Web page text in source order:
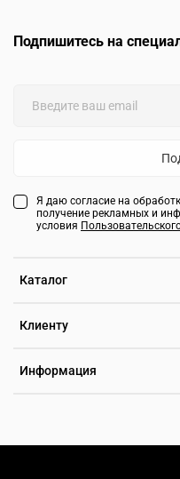
Каталог
Клиенту
Информация
Подпишитесь на
Я даю согласие на
получение рекламных и
условия